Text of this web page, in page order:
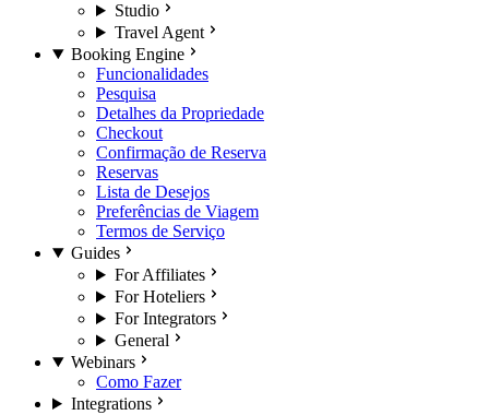
Studio
Travel Agent
Booking Engine
Funcionalidades
Pesquisa
Detalhes da Propriedade
Checkout
Confirmação de Reserva
Reservas
Lista de Desejos
Preferências de Viagem
Termos de Serviço
Guides
For Affiliates
For Hoteliers
For Integrators
General
Webinars
Como Fazer
Integrations